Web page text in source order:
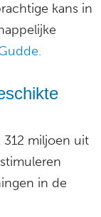
kans in
miljoen uit
in de